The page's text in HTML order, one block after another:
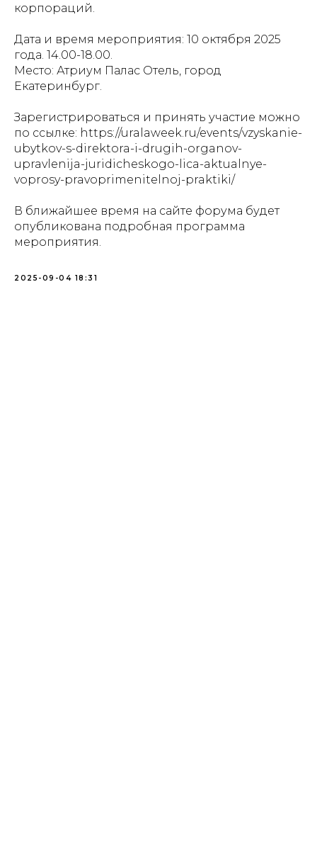
корпораций.
Дата и время мероприятия: 10 октября 2025
года. 14.00-18.00.
Место: Атриум Палас Отель, город
Екатеринбург.
Зарегистрироваться и принять участие можно
по ссылке: https://uralaweek.ru/events/vzyskanie-
ubytkov-s-direktora-i-drugih-organov-
upravlenija-juridicheskogo-lica-aktualnye-
voprosy-pravoprimenitelnoj-praktiki/
В ближайшее время на сайте форума будет
опубликована подробная программа
мероприятия.
2025-09-04 18:31